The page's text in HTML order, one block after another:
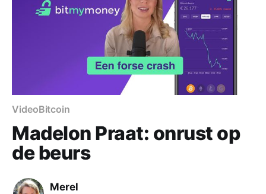
VideoBitcoin
Madelon Praat: onrust op
de beurs
Merel